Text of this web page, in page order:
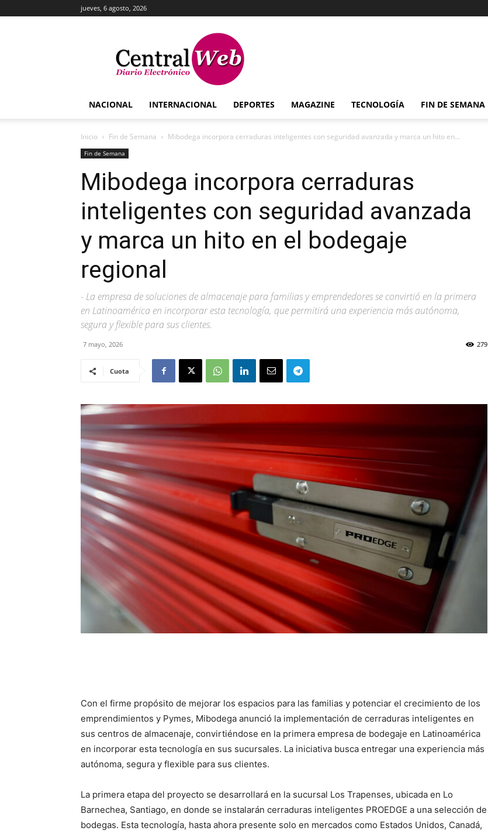
jueves, 6 agosto, 2026
Central
Web
NACIONAL INTERNACIONAL DEPORTES MAGAZINE TECNOLOGÍA FIN DE SEMANA
Inicio Fin de Semana Mibodega incorpora cerraduras inteligentes con seguridad avanzada y marca un hito en...
Fin de Semana
Mibodega incorpora cerraduras
inteligentes con seguridad avanzada
y marca un hito en el bodegaje
regional
- La empresa de soluciones de almacenaje para familias y emprendedores se convirtió en la primera
en Latinoamérica en incorporar esta tecnología, que permitirá una experiencia más autónoma,
segura y flexible para sus clientes.
7 mayo, 2026 279
Cuota
Con el firme propósito de mejorar los espacios para las familias y potenciar el crecimiento de los
emprendimientos y Pymes, Mibodega anunció la implementación de cerraduras inteligentes en
sus centros de almacenaje, convirtiéndose en la primera empresa de bodegaje en Latinoamérica
en incorporar esta tecnología en sus sucursales. La iniciativa busca entregar una experiencia más
autónoma, segura y flexible para sus clientes.
La primera etapa del proyecto se desarrollará en la sucursal Los Trapenses, ubicada en Lo
Barnechea, Santiago, en donde se instalarán cerraduras inteligentes PROEDGE a una selección de
bodegas. Esta tecnología, hasta ahora presente solo en mercados como Estados Unidos, Canadá,